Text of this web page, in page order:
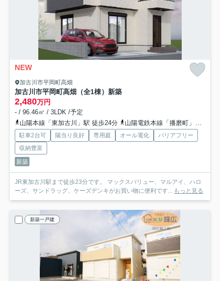
NEW
加古川市平岡町高畑
加古川市平岡町高畑（全1棟）新築
2,480万円
- / 96.46㎡ / 3LDK /予定
山陽本線「東加古川」駅 徒歩24分
山陽電鉄本線「播磨町」駅 徒歩37分
駐車2台可 陽当り良好 専用庭 オール電化
バリアフリー
収納豊富
新築
JR東加古川駅まで徒歩23分です。 マックスバリュー、マルアイ、ハロ
ーズ、サンドラッグ、ケーズデンキがお買い物に便利です...
もっと見る
新築一戸建